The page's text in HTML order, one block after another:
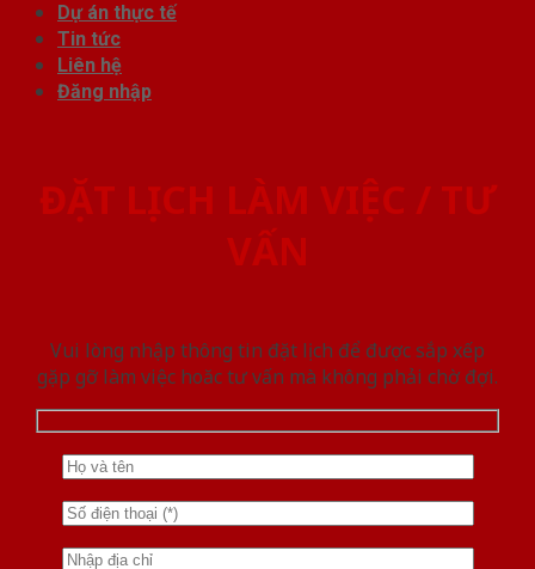
Dự án thực tế
Tin tức
Liên hệ
Đăng nhập
ĐẶT LỊCH LÀM VIỆC / TƯ
VẤN
Vui lòng nhập thông tin đặt lịch để được sắp xếp
gặp gỡ làm việc hoăc tư vấn mà không phải chờ đợi.